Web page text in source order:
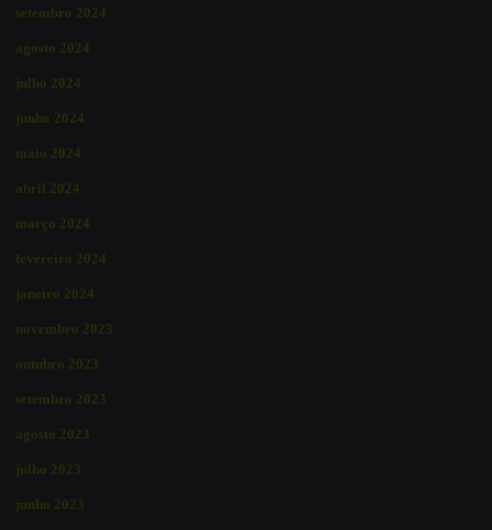
setembro 2024
agosto 2024
julho 2024
junho 2024
maio 2024
abril 2024
março 2024
fevereiro 2024
janeiro 2024
novembro 2023
outubro 2023
setembro 2023
agosto 2023
julho 2023
junho 2023